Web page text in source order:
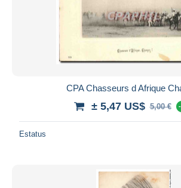
CPA Chasseurs d Afrique
± 5,47 US$ 5,00 €
Estatus